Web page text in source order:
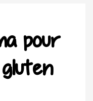
pour